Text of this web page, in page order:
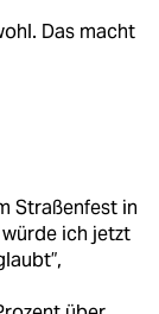
Das macht
Straßenfest in
ich jetzt